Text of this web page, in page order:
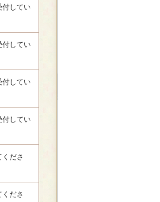
付してい
付してい
付してい
付してい
ださ
ださ